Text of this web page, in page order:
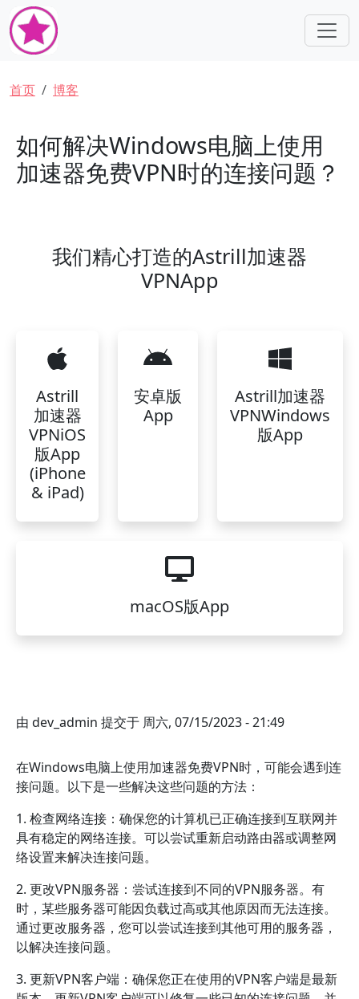
跳转到主要内容
面包屑
首页 博客
如何解决Windows电脑上使用
加速器免费VPN时的连接问题？
我们精心打造的Astrill加速器
VPNApp
Astrill
加速器
VPNiOS
版App
(iPhone
& iPad)
安卓版
App
Astrill加速器
VPNWindows
版App
macOS版App
由 dev_admin 提交于 周六, 07/15/2023 - 21:49
在Windows电脑上使用加速器免费VPN时，可能会遇到连
接问题。以下是一些解决这些问题的方法：
1. 检查网络连接：确保您的计算机已正确连接到互联网并
具有稳定的网络连接。可以尝试重新启动路由器或调整网
络设置来解决连接问题。
2. 更改VPN服务器：尝试连接到不同的VPN服务器。有
时，某些服务器可能因负载过高或其他原因而无法连接。
通过更改服务器，您可以尝试连接到其他可用的服务器，
以解决连接问题。
3. 更新VPN客户端：确保您正在使用的VPN客户端是最新